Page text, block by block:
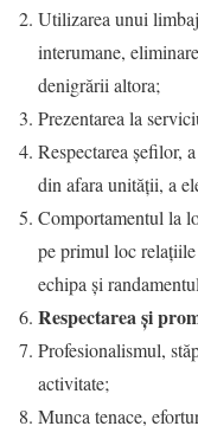
Utilizarea unui
interumane,
denigrării altora;
Prezentarea la
Respectarea şefilor,
din afara unității, a
Comportamentul la
pe primul loc
echipa și
Respectarea și
Profesionalismul,
activitate;
Munca tenace,